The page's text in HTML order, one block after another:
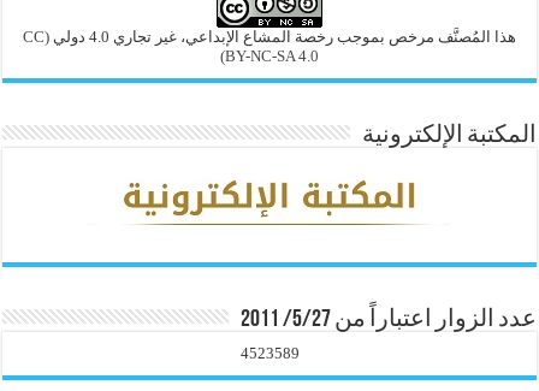
هذا المُصنَّف مرخص بموجب رخصة المشاع الإبداعي، غير تجاري 4.0 دولي
(CC
BY-NC-SA 4.0)
المكتبة الإلكترونية
عدد الزوار اعتباراً من 5/27/ 2011
4523589